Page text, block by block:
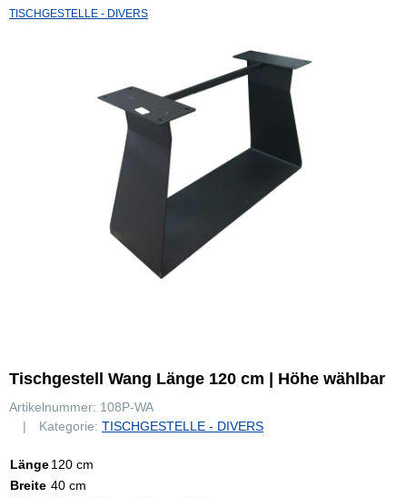
TISCHGESTELLE - DIVERS
Tischgestell Wang Länge 120 cm | Höhe wählbar
Artikelnummer: 108P-WA
Kategorie: TISCHGESTELLE - DIVERS
Länge120 cm
Breite 40 cm